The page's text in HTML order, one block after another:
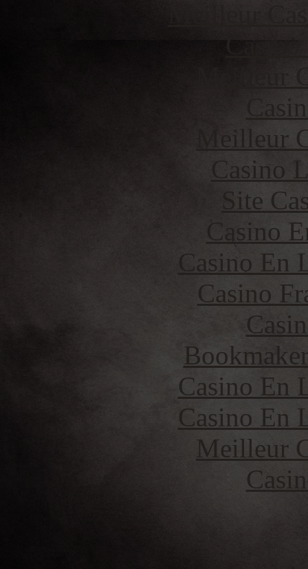
Meilleur
Casino
Site
Casino
Casino En
Casino
Casino En
Casino En
Meilleur